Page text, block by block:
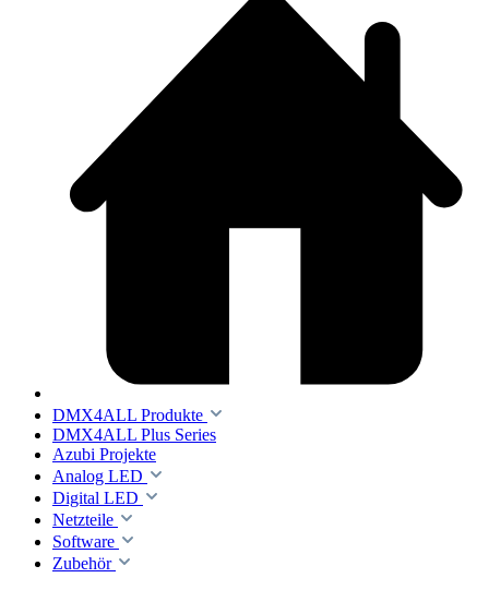
DMX4ALL Produkte
DMX4ALL Plus Series
Azubi Projekte
Analog LED
Digital LED
Netzteile
Software
Zubehör